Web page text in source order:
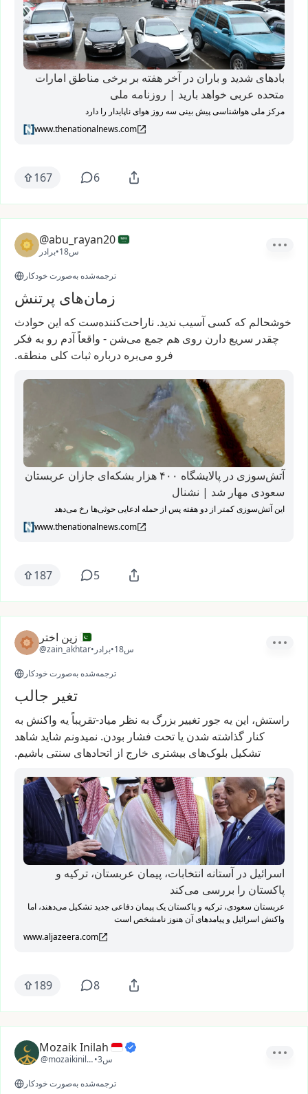
بادهای شدید و باران در آخر هفته بر برخی مناطق امارات
متحده عربی خواهد بارید | روزنامه ملی
مرکز ملی هواشناسی پیش بینی سه روز هوای ناپایدار را دارد
www.thenationalnews.com
167 6
@abu_rayan20
برادر• 18س
ترجمه‌شده به‌صورت خودکار
زمان‌های پرتنش
خوشحالم که کسی آسیب ندید. ناراحت‌کننده‌ست که این حوادث
چقدر سریع دارن روی هم جمع می‌شن - واقعاًآدم رو به فکر
فرو می‌بره درباره ثبات کلی منطقه.
آتش‌سوزی در پالایشگاه ۴۰۰ هزار بشکه‌ای جازان عربستان
سعودی مهار شد | نشنال
این آتش‌سوزی کمتر از دو هفته پس از حمله ادعایی حوثی‌ها رخ می‌دهد
www.thenationalnews.com
187 5
زین اختر
@zain_akhtar• برادر• 18س
ترجمه‌شده به‌صورت خودکار
تغیر جالب
راستش، این یه جور تغییر بزرگ به نظر میاد-تقریباً یه واکنش به
کنار گذاشته شدن یا تحت فشار بودن. نمیدونم شاید شاهد
تشکیل بلوک‌های بیشتری خارج از اتحادهای سنتی باشیم.
اسرائیل در آستانه انتخابات، پیمان عربستان، ترکیه و
پاکستان را بررسی می‌کند
عربستان سعودی، ترکیه و پاکستان یک پیمان دفاعی جدید تشکیل می‌دهند، اما
واکنش اسرائیل و پیامدهای آن هنوز نامشخص است
www.aljazeera.com
189 8
Mozaik Inilah
@mozaikinilah• 3س
ترجمه‌شده به‌صورت خودکار